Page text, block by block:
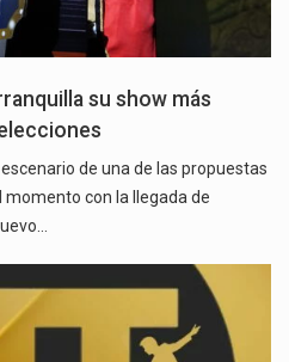
su show más
de una de las propuestas
con la llegada de